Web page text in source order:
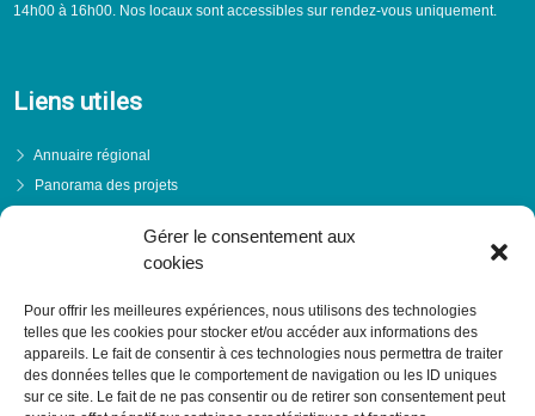
Gérer le consentement aux
cookies
Pour offrir les meilleures expériences, nous utilisons des technologies
telles que les cookies pour stocker et/ou accéder aux informations des
appareils. Le fait de consentir à ces technologies nous permettra de traiter
des données telles que le comportement de navigation ou les ID uniques
sur ce site. Le fait de ne pas consentir ou de retirer son consentement peut
14h00 à 16h00. Nos locaux sont accessibles sur rendez-vous uniquement.
Liens utiles
Annuaire régional
Panorama des projets